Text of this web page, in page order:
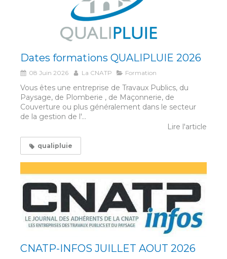
Dates formations QUALIPLUIE 2026
08 Juin 2026 La CNATP Formation
Vous êtes une entreprise de Travaux Publics, du
Paysage, de Plomberie , de Maçonnerie, de
Couverture ou plus généralement dans le secteur
de la gestion de l'...
Lire l'article
qualipluie
CNATP-INFOS JUILLET AOUT 2026